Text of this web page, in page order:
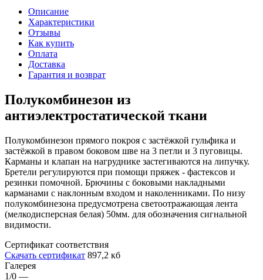
Описание
Характеристики
Отзывы
Как купить
Оплата
Доставка
Гарантия и возврат
Полукомбинезон из
антиэлектростатической ткани
Полукомбинезон прямого покроя с застёжкой гульфика и
застёжкой в правом боковом шве на 3 петли и 3 пуговицы.
Карманы и клапан на нагруднике застегиваются на липучку.
Бретели регулируются при помощи пряжек - фастексов и
резинки помочной. Брючины с боковыми накладными
карманами с наклонным входом и наколенниками. По низу
полукомбинезона предусмотрена светоотражающая лента
(мелкодисперсная белая) 50мм. для обозначения сигнальной
видимости.
Сертификат соответствия
Скачать сертификат 897,2 кб
Галерея
1/0 —